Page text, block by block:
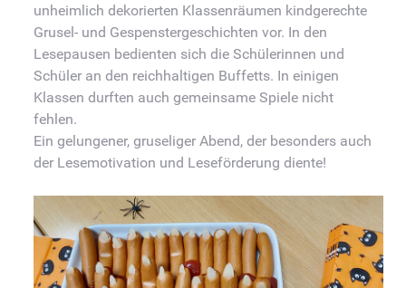
unheimlich dekorierten Klassenräumen kindgerechte
Grusel- und Gespenstergeschichten vor. In den
Lesepausen bedienten sich die Schülerinnen und
Schüler an den reichhaltigen Buffetts. In einigen
Klassen durften auch gemeinsame Spiele nicht
fehlen.
Ein gelungener, gruseliger Abend, der besonders auch
der Lesemotivation und Leseförderung diente!